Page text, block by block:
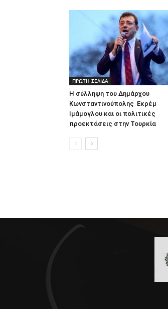
ΠΡΩΤΗ ΣΕΛΙΔΑ
Η σύλληψη του Δημάρχου
Κωνσταντινούπολης Εκρέμ
Ιμάμογλου και οι πολιτικές
προεκτάσεις στην Τουρκία